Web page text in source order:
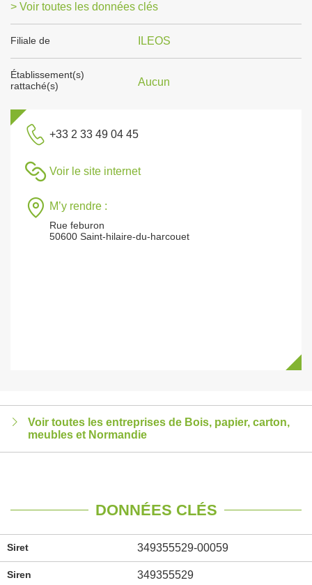
> Voir toutes les données clés
Filiale de ILEOS
Établissement(s)
rattaché(s)
Aucun
+33 2 33 49 04 45
Voir le site internet
M’y rendre :
Rue feburon
50600 Saint-hilaire-du-harcouet
Voir toutes les entreprises de Bois, papier, carton,
meubles et Normandie
DONNÉES CLÉS
Siret 349355529-00059
Siren 349355529